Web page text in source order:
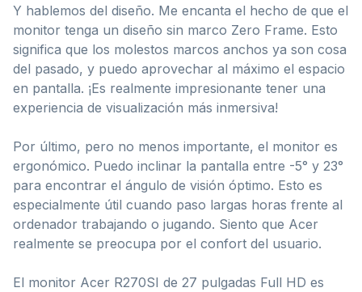
Y hablemos del diseño. Me encanta el hecho de que el
monitor tenga un diseño sin marco Zero Frame. Esto
significa que los molestos marcos anchos ya son cosa
del pasado, y puedo aprovechar al máximo el espacio
en pantalla. ¡Es realmente impresionante tener una
experiencia de visualización más inmersiva!
Por último, pero no menos importante, el monitor es
ergonómico. Puedo inclinar la pantalla entre -5° y 23°
para encontrar el ángulo de visión óptimo. Esto es
especialmente útil cuando paso largas horas frente al
ordenador trabajando o jugando. Siento que Acer
realmente se preocupa por el confort del usuario.
El monitor Acer R270SI de 27 pulgadas Full HD es